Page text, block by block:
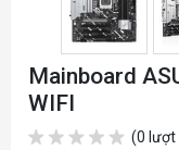
Mainboard
WIFI
(0 lượt